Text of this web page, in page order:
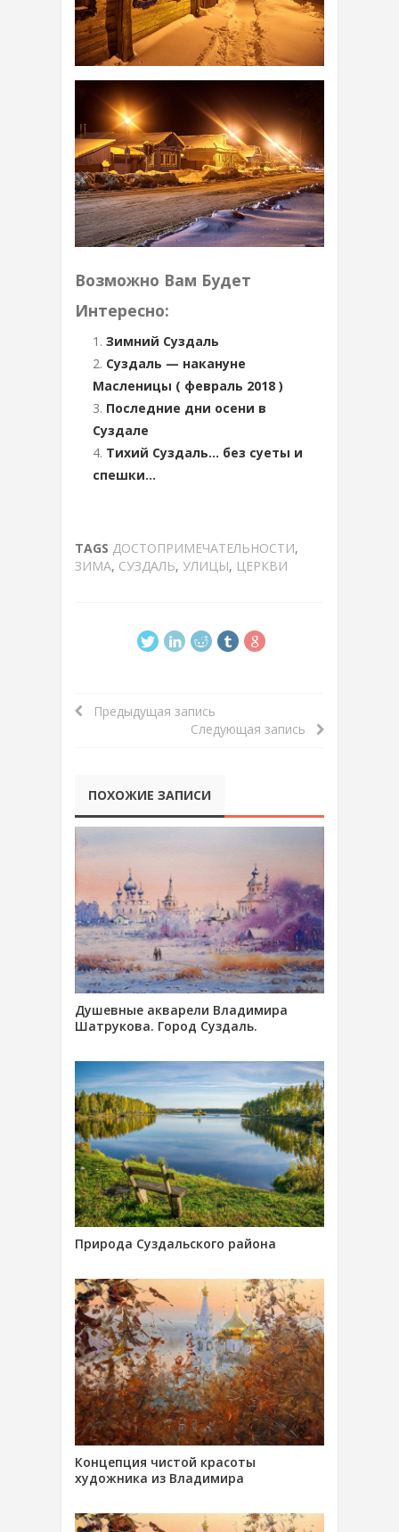
Возможно Вам Будет
Интересно:
Зимний Суздаль
Суздаль — накануне
Масленицы ( февраль 2018 )
Последние дни осени в
Суздале
Тихий Суздаль… без суеты и
спешки…
TAGS ДОСТОПРИМЕЧАТЕЛЬНОСТИ,
ЗИМА, СУЗДАЛЬ, УЛИЦЫ, ЦЕРКВИ
Предыдущая запись
Следующая запись
ПОХОЖИЕ ЗАПИСИ
Душевные акварели Владимира
Шатрукова. Город Суздаль.
Природа Суздальского района
Концепция чистой красоты
художника из Владимира